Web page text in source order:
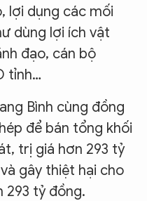
lợi dụng các mối
dùng lợi ích vật
đạo, cán bộ
tỉnh…
Bình cùng đồng
để bán tổng khối
trị giá hơn 293 tỷ
gây thiệt hại cho
293 tỷ đồng.